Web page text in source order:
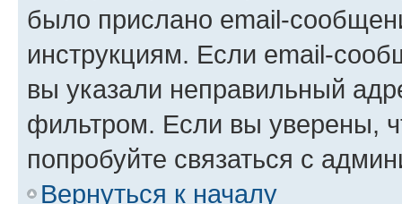
было прислано email-
инструкциям. Если email-
вы указали неправильный
фильтром. Если вы уверены,
попробуйте связаться с
Вернуться к началу